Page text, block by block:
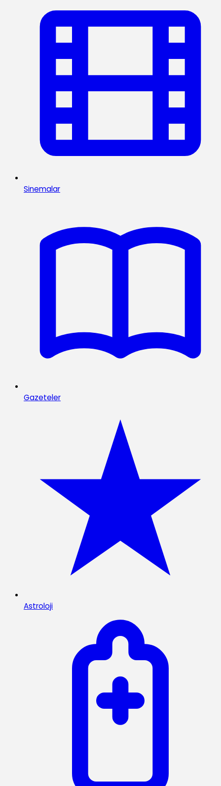
Sinemalar
Gazeteler
Astroloji